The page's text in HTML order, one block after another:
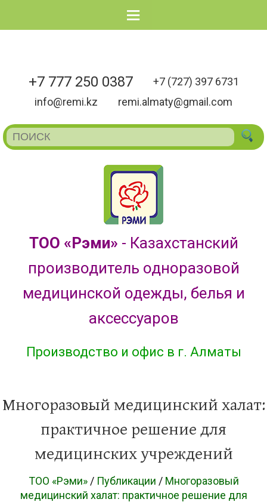
+7 777 250 0387
+7 (727) 397 6731
info@remi.kz
remi.almaty@gmail.com
ТОО «Рэми» - Казахстанский
производитель одноразовой
медицинской одежды, белья и
аксессуаров
Производство и офис в г. Алматы
Многоразовый медицинский халат:
практичное решение для
медицинских учреждений
ТОО «Рэми» / Публикации / Многоразовый
медицинский халат: практичное решение для